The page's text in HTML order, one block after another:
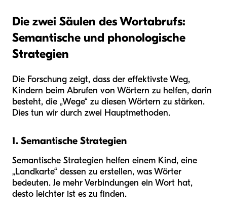
Die zwei Säulen des Wortabrufs:
Semantische und phonologische
Strategien
Die Forschung zeigt, dass der effektivste Weg,
Kindern beim Abrufen von Wörtern zu helfen, darin
besteht, die „Wege“ zu diesen Wörtern zu stärken.
Dies tun wir durch zwei Hauptmethoden.
1. Semantische Strategien
Semantische Strategien helfen einem Kind, eine
„Landkarte“ dessen zu erstellen, was Wörter
bedeuten. Je mehr Verbindungen ein Wort hat,
desto leichter ist es zu finden.